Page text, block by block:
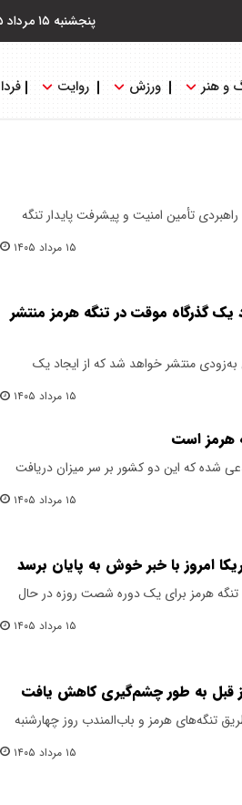
پنجشنبه ۱۵ مرداد ۱۴۰۵
و هنر ورزش روایت فردا
تأمین امنیت و پیشرفت پایدار تنگه
۱۵ مرداد ۱۴۰۵
یک گذرگاه موقت در تنگه هرمز منتشر
به‌زودی منتشر خواهد شد که از ایجاد یک
۱۵ مرداد ۱۴۰۵
شده که این دو کشور بر سر میزان دریافت
۱۵ مرداد ۱۴۰۵
امروز با خبر خوش به پایان برسد
تنگه هرمز برای یک دوره شصت روزه در حال
۱۵ مرداد ۱۴۰۵
قبل به طور چشم‌گیری کاهش یافت
تنگه‌های هرمز و باب‌المندب روز چهارشنبه
۱۵ مرداد ۱۴۰۵